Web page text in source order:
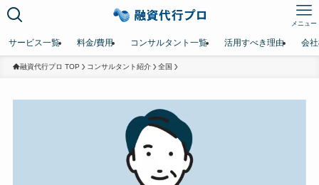
メニュー
サービス一覧 料金/費用 コンサルタント一覧 活用すべき理由 会
融資代行プロ TOP コンサルタント紹介 全国